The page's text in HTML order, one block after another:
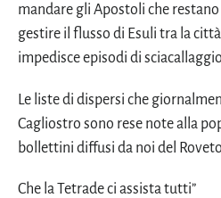
mandare gli Apostoli che
gestire il flusso di Esuli tra la
impedisce episodi di
Le liste di dispersi che
Cagliostro sono rese note alla
bollettini diffusi da noi del
Che la Tetrade ci assista tutti”